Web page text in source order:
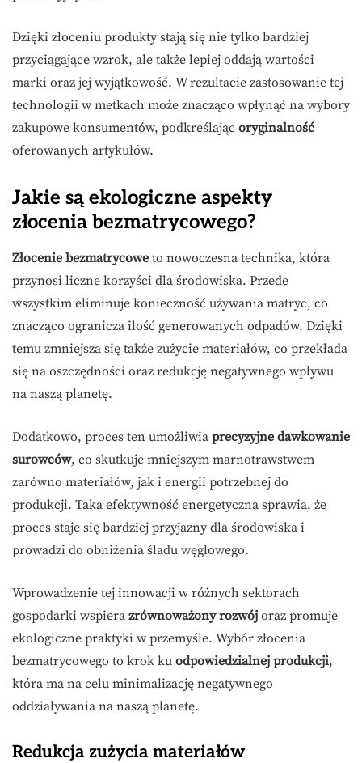
Dzięki złoceniu produkty stają się nie tylko bardziej
przyciągające wzrok, ale także lepiej oddają wartości
marki oraz jej wyjątkowość. W rezultacie zastosowanie tej
technologii w metkach może znacząco wpłynąć na wybory
zakupowe konsumentów, podkreślając oryginalność
oferowanych artykułów.
Jakie są ekologiczne aspekty
złocenia bezmatrycowego?
Złocenie bezmatrycowe to nowoczesna technika, która
przynosi liczne korzyści dla środowiska. Przede
wszystkim eliminuje konieczność używania matryc, co
znacząco ogranicza ilość generowanych odpadów. Dzięki
temu zmniejsza się także zużycie materiałów, co przekłada
się na oszczędności oraz redukcję negatywnego wpływu
na naszą planetę.
Dodatkowo, proces ten umożliwia precyzyjne dawkowanie
surowców, co skutkuje mniejszym marnotrawstwem
zarówno materiałów, jak i energii potrzebnej do
produkcji. Taka efektywność energetyczna sprawia, że
proces staje się bardziej przyjazny dla środowiska i
prowadzi do obniżenia śladu węglowego.
Wprowadzenie tej innowacji w różnych sektorach
gospodarki wspiera zrównoważony rozwój oraz promuje
ekologiczne praktyki w przemyśle. Wybór złocenia
bezmatrycowego to krok ku odpowiedzialnej produkcji,
która ma na celu minimalizację negatywnego
oddziaływania na naszą planetę.
Redukcja zużycia materiałów